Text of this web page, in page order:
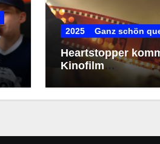
2025 Ganz schön
Heartstopper
Kinofilm